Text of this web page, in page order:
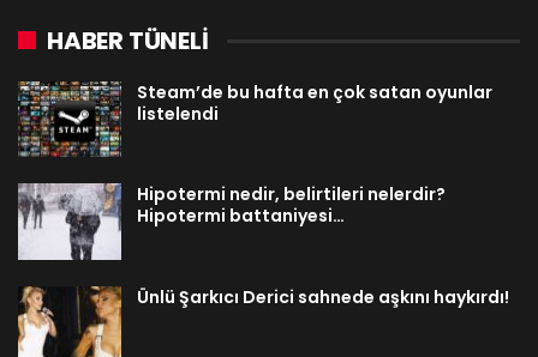
HABER TÜNELİ
Steam’de bu hafta en çok satan oyunlar
listelendi
Hipotermi nedir, belirtileri nelerdir?
Hipotermi battaniyesi…
Ünlü Şarkıcı Derici sahnede aşkını haykırdı!